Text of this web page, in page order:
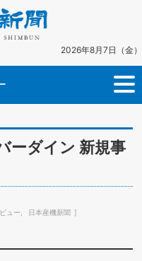
2026年8月7日（金）
ーダイン 新規事
ュー 日本産機新聞